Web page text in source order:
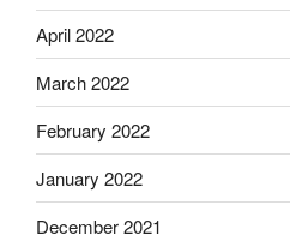
April 2022
March 2022
February 2022
January 2022
December 2021